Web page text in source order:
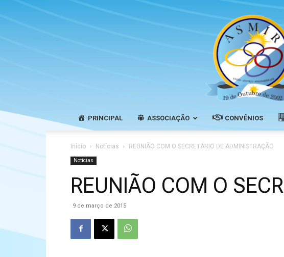
PRINCIPAL ASSOCIAÇÃO CONVÊNIOS
Início Notícias REUNIÃO COM O SECRETÁRIO DE ADMINISTRAÇÃO
Notícias
REUNIÃO COM O
9 de março de 2015